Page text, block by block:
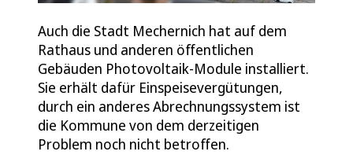
Auch die Stadt Mechernich hat auf dem
Rathaus und anderen öffentlichen
Gebäuden Photovoltaik-Module installiert.
Sie erhält dafür Einspeisevergütungen,
durch ein anderes Abrechnungssystem ist
die Kommune von dem derzeitigen
Problem noch nicht betroffen.